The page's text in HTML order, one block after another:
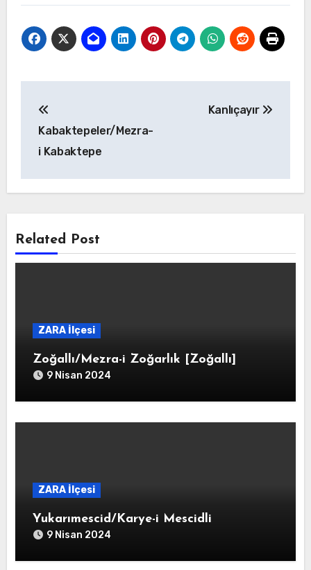
gezinmesi
Kabaktepeler/Mezra-
i Kabaktepe
Kanlıçayır
Related Post
ZARA İlçesi
Zoğallı/Mezra-i Zoğarlık [Zoğallı]
9 Nisan 2024
ZARA İlçesi
Yukarımescid/Karye-i Mescidli
9 Nisan 2024